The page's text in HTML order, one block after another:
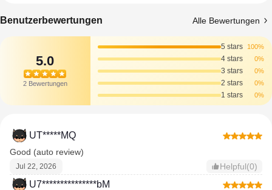
Benutzerbewertungen Alle Bewertungen
5.0
2 Bewertungen
5 stars 100%
4 stars 0%
3 stars 0%
2 stars 0%
1 stars 0%
UT*****MQ
Good (auto review)
Jul 22, 2026 Helpful(0)
U7***************bM